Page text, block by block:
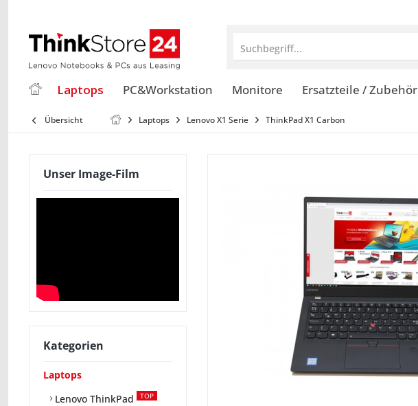
Suchbegriff...
Laptops PC&Workstation Monitore Ersatzteile / Zubehör
Übersicht Laptops Lenovo X1 Serie ThinkPad X1 Carbon
Unser Image-Film
Kategorien
Laptops
Lenovo ThinkPad
TOP